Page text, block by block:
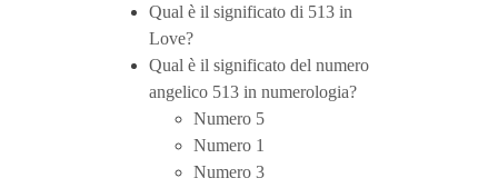
Qual è il significato di 513 in
Love?
Qual è il significato del numero
angelico 513 in numerologia?
Numero 5
Numero 1
Numero 3